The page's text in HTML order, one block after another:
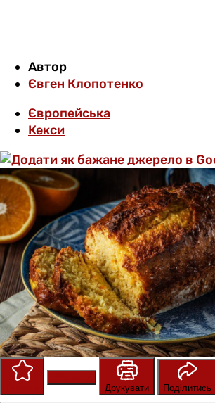
Автор
Євген Клопотенко
Європейська
Кекси
Друкувати
Поділитись